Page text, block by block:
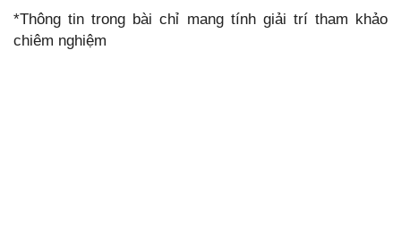
*Thông tin trong bài chỉ mang tính giải trí tham khảo
chiêm nghiệm